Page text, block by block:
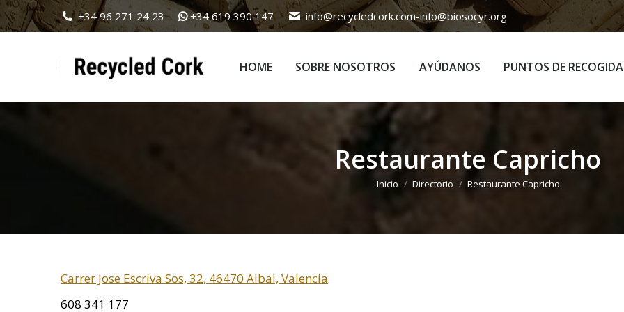
+34 96 271 24 23 +34 619 390 147 info@recycledcork.com-info@biosocyr.org
HOME SOBRE NOSOTROS AYÚDANOS PUNTOS DE RECOGIDA
Restaurante Capricho
Estás aquí:
Inicio Directorio Restaurante Capricho
Carrer Jose Escriva Sos, 32, 46470 Albal, Valencia
608 341 177
HOME SOBRE NOSOTROS AYÚDANOS PUNTOS DE RECOGIDA